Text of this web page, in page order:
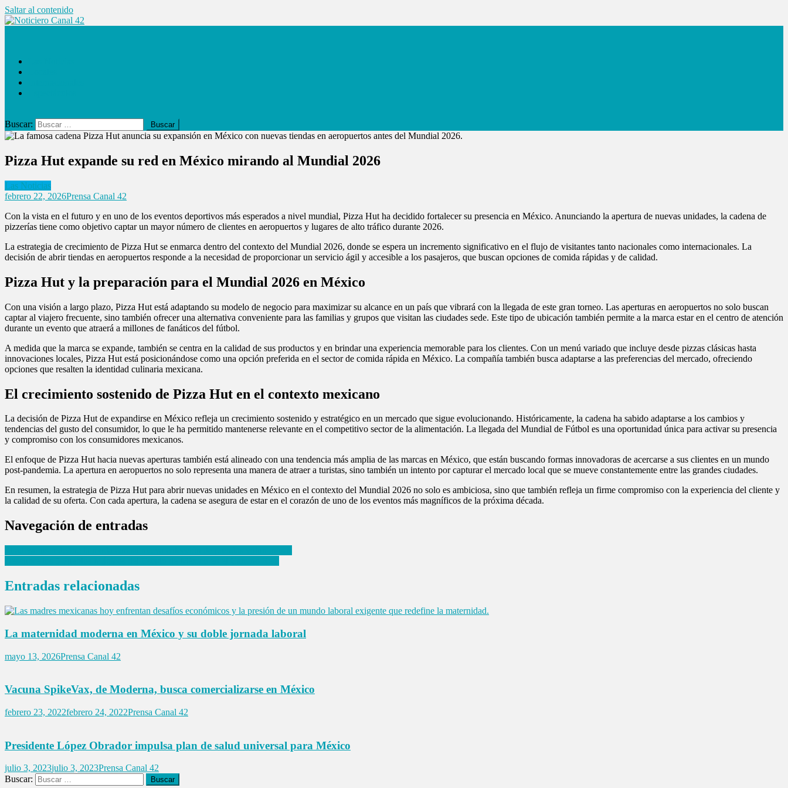
Saltar al contenido
Buscar:
Pizza Hut expande su red en México mirando al Mundial 2026
Las Noticias
febrero 22, 2026Prensa Canal 42
Con la vista en el futuro y en uno de los eventos deportivos más esperados a nivel mundial, Pizza Hut ha decidido fortalecer su presencia en México. Anunciando la apertura de nuevas unidades, la cadena de
pizzerías tiene como objetivo captar un mayor número de clientes en aeropuertos y lugares de alto tráfico durante 2026.
La estrategia de crecimiento de Pizza Hut se enmarca dentro del contexto del Mundial 2026, donde se espera un incremento significativo en el flujo de visitantes tanto nacionales como internacionales. La
decisión de abrir tiendas en aeropuertos responde a la necesidad de proporcionar un servicio ágil y accesible a los pasajeros, que buscan opciones de comida rápidas y de calidad.
Pizza Hut y la preparación para el Mundial 2026 en México
Con una visión a largo plazo, Pizza Hut está adaptando su modelo de negocio para maximizar su alcance en un país que vibrará con la llegada de este gran torneo. Las aperturas en aeropuertos no solo buscan
captar al viajero frecuente, sino también ofrecer una alternativa conveniente para las familias y grupos que visitan las ciudades sede. Este tipo de ubicación también permite a la marca estar en el centro de atención
durante un evento que atraerá a millones de fanáticos del fútbol.
A medida que la marca se expande, también se centra en la calidad de sus productos y en brindar una experiencia memorable para los clientes. Con un menú variado que incluye desde pizzas clásicas hasta
innovaciones locales, Pizza Hut está posicionándose como una opción preferida en el sector de comida rápida en México. La compañía también busca adaptarse a las preferencias del mercado, ofreciendo
opciones que resalten la identidad culinaria mexicana.
El crecimiento sostenido de Pizza Hut en el contexto mexicano
La decisión de Pizza Hut de expandirse en México refleja un crecimiento sostenido y estratégico en un mercado que sigue evolucionando. Históricamente, la cadena ha sabido adaptarse a los cambios y
tendencias del gusto del consumidor, lo que le ha permitido mantenerse relevante en el competitivo sector de la alimentación. La llegada del Mundial de Fútbol es una oportunidad única para activar su presencia
y compromiso con los consumidores mexicanos.
El enfoque de Pizza Hut hacia nuevas aperturas también está alineado con una tendencia más amplia de las marcas en México, que están buscando formas innovadoras de acercarse a sus clientes en un mundo
post-pandemia. La apertura en aeropuertos no solo representa una manera de atraer a turistas, sino también un intento por capturar el mercado local que se mueve constantemente entre las grandes ciudades.
En resumen, la estrategia de Pizza Hut para abrir nuevas unidades en México en el contexto del Mundial 2026 no solo es ambiciosa, sino que también refleja un firme compromiso con la experiencia del cliente y
la calidad de su oferta. Con cada apertura, la cadena se asegura de estar en el corazón de uno de los eventos más magníficos de la próxima década.
Navegación de entradas
Entradas relacionadas
La maternidad moderna en México y su doble jornada laboral
mayo 13, 2026Prensa Canal 42
Vacuna SpikeVax, de Moderna, busca comercializarse en México
febrero 23, 2022febrero 24, 2022Prensa Canal 42
Presidente López Obrador impulsa plan de salud universal para México
julio 3, 2023julio 3, 2023Prensa Canal 42
Buscar: